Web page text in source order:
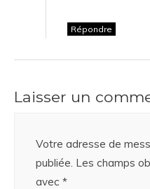
Répondre
Laisser un
Votre adresse de
publiée. Les champs
avec *